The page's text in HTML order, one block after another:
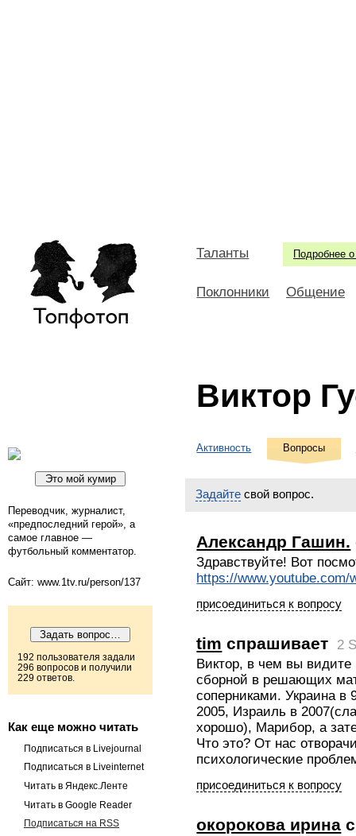
Подробнее о
Таланты
Поклонники Общение
Виктор
Переводчик, журналист,
«предпоследний герой», а
самое главное —
футбольный комментатор.
Сайт: www.1tv.ru/person/137
192 пользователя задали
296 вопросов и получили
229 ответов.
Как еще можно читать
Подписаться в Livejournal
Подписаться в Liveinternet
Читать в Яндекс.Ленте
Читать в Google Reader
Подписаться на RSS
Активность Вопросы
Задайте свой вопрос.
Александр Гашин.
Здравствуйте! Вот
https://www.youtube.com/
присоединиться к вопросу
tim спрашивает
2
Виктор, в чем вы
сборной в решающих
соперниками. Украина в
2005, Израиль в
хорошо), Марибор, а
Что это? От нас
психологические
присоединиться к вопросу
окорокова ирина